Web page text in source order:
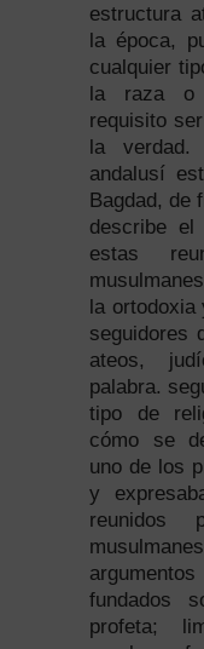
estructura
la época,
cualquier
la raza o
requisito
la
andalusí
Bagdad, de
describe
estas
la ortodoxia
seguidores
ateos,
palabra.
tipo de
cómo se
uno de los
y
reunidos
fundados
profeta;